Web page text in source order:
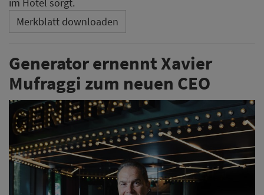
Generator stellt seine Führung neu auf: Xavier Mufraggi
übernimmt die Leitung des Unternehmens. Parallel
kündigt die Hostel- und Hotelmarke weitere Expansion,
Modernisierungen und eine Verdopplung ihrer Präsenz
bis 2030 an.